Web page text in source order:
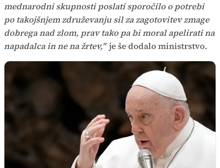
mednarodni skupnosti poslati sporočilo o potrebi
po takojšnjem združevanju sil za zagotovitev zmage
dobrega nad zlom, prav tako pa bi moral apelirati na
napadalca in ne na žrtev," je še dodalo ministrstvo.